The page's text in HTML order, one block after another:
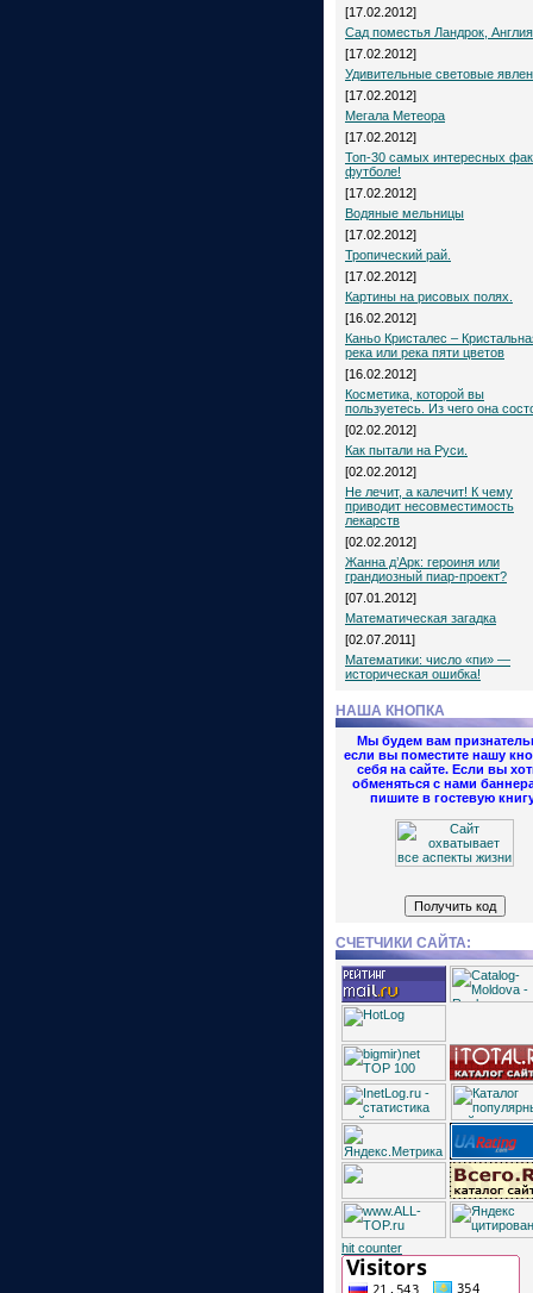
[17.02.2012]
Сад поместья Ландрок, Англия
[17.02.2012]
Удивительные световые
[17.02.2012]
Мегала Метеора
[17.02.2012]
Топ-30 самых интересных
футболе!
[17.02.2012]
Водяные мельницы
[17.02.2012]
Тропический рай.
[17.02.2012]
Картины на рисовых полях.
[16.02.2012]
Каньо Кристалес –
река или река пяти цветов
[16.02.2012]
Косметика, которой вы
пользуетесь. Из чего она
[02.02.2012]
Как пытали на Руси.
[02.02.2012]
Не лечит, а калечит! К чему
приводит несовместимость
лекарств
[02.02.2012]
Жанна д’Арк: героиня или
грандиозный пиар-проект?
[07.01.2012]
Математическая загадка
[02.07.2011]
Математики: число «пи» —
историческая ошибка!
НАША КНОПКА
Мы будем вам
если вы поместите нашу
себя на сайте. Если вы
обменяться с нами
пишите в гостевую
СЧЕТЧИКИ САЙТА:
hit counter